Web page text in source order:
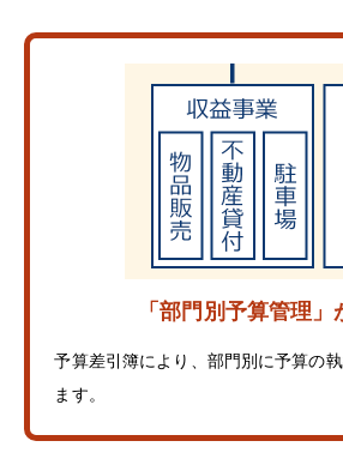
「部門別予算管理」
予算差引簿により、部門別に予算の
ます。